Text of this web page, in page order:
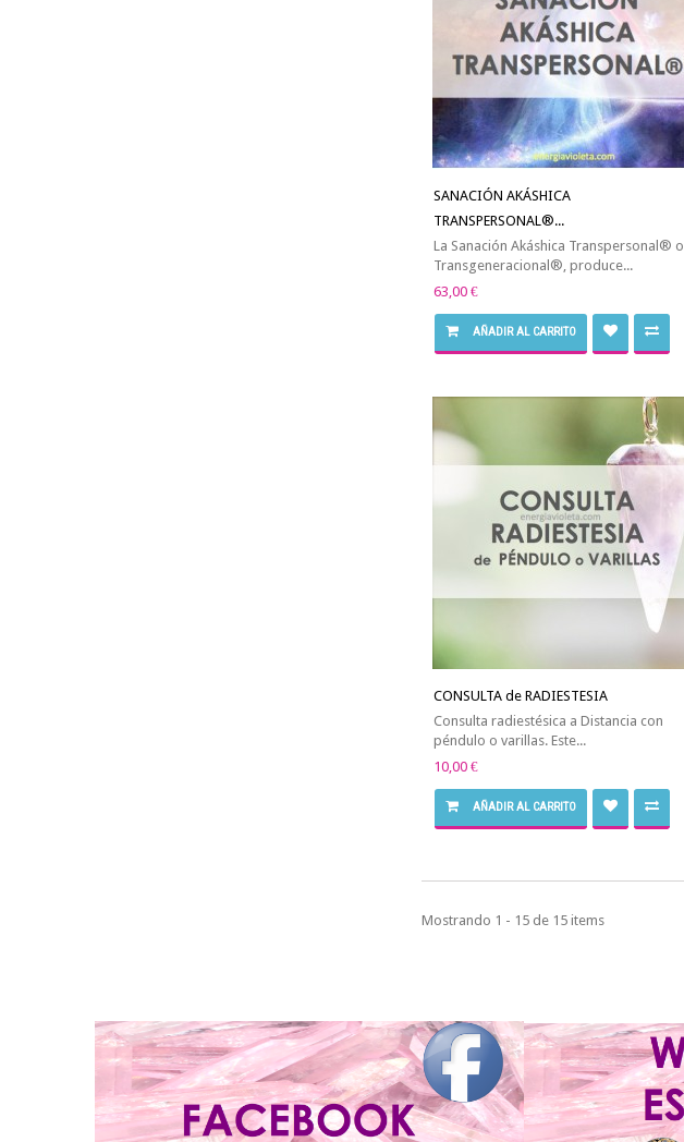
SANACIÓN AKÁSHICA
TRANSPERSONAL®...
La Sanación Akáshica Transpersonal® o
Transgeneracional®, produce...
63,00 €
AÑADIR AL CARRITO
CONSULTA de RADIESTESIA
Consulta radiestésica a Distancia con
péndulo o varillas. Este...
10,00 €
AÑADIR AL CARRITO
Mostrando 1 - 15 de 15 items